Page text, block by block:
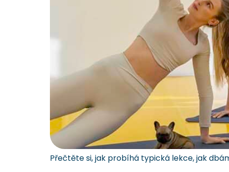
Přečtěte si, jak probíhá typická lekce, jak